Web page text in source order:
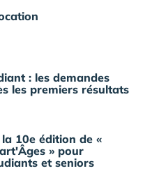
: les demandes
les premiers résultats
10e édition de «
» pour
et seniors